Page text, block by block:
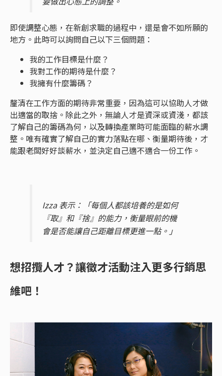
即使調整心態，在新創求職的過程中，還是會不如所願的
地方。此時可以詢問自己以下三個問題：
我的工作目標是什麼？
我對工作的期待是什麼？
我擁有什麼籌碼？
釐清在工作方面的期待非常重要，因為這可以協助人才做
出適當的取捨。除此之外，無論人才是資深或資淺，都該
了解自己的籌碼為何，以及轉換產業時可能面臨的薪水調
整。唯有確實了解自己的實力落點在哪、衡量期待後，才
能跟老闆好好談薪水，並決定自己適不適合一份工作。
Izza 表示：「每個人都該培養的是如何
『取』和『捨』的能力，衡量眼前的機
會是否能讓自己距離目標更進一點。」
想招攬人才？讓徵才活動注入更多行銷思
維吧！